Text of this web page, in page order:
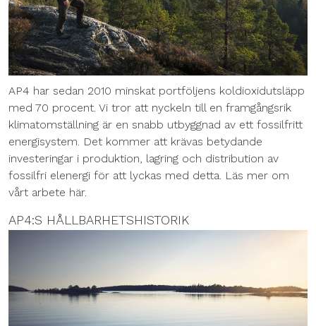
AP4 har sedan 2010 minskat portföljens koldioxidutsläpp
med 70 procent. Vi tror att nyckeln till en framgångsrik
klimatomställning är en snabb utbyggnad av ett fossilfritt
energisystem. Det kommer att krävas betydande
investeringar i produktion, lagring och distribution av
fossilfri elenergi för att lyckas med detta. Läs mer om
vårt arbete här.
AP4:S HÅLLBARHETSHISTORIK